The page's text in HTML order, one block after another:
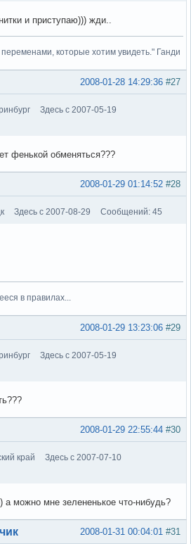
и приступаю))) жди..
которые хотим увидеть." Ганди
#27
2008-01-28 14:29:36
Здесь с 2007-05-19
фенькой обменяться???
#28
2008-01-29 01:14:52
Здесь с 2007-08-29 Сообщений: 45
в правилах...
#29
2008-01-29 13:23:06
Здесь с 2007-05-19
#30
2008-01-29 22:55:44
край
Здесь с 2007-07-10
а можно мне зелененькое что-нибудь?
#31
2008-01-31 00:04:01